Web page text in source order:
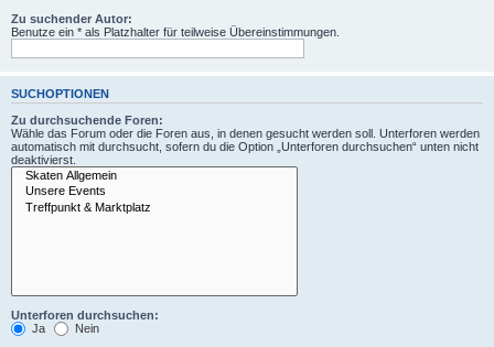
Zu suchender Autor:
Benutze ein * als Platzhalter für teilweise Übereinstimmungen.
SUCHOPTIONEN
Zu durchsuchende Foren:
Wähle das Forum oder die Foren aus, in denen gesucht werden soll. Unterforen werden
automatisch mit durchsucht, sofern du die Option „Unterforen durchsuchen“ unten nicht
deaktivierst.
Unterforen durchsuchen:
Ja
Nein